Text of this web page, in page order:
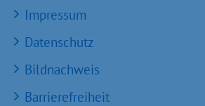
Impressum
Datenschutz
Bildnachweis
Barrierefreiheit